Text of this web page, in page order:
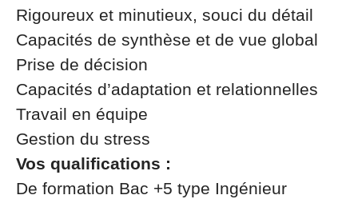
Rigoureux et minutieux, souci du détail
Capacités de synthèse et de vue global
Prise de décision
Capacités d’adaptation et relationnelles
Travail en équipe
Gestion du stress
Vos qualifications :
De formation Bac +5 type Ingénieur